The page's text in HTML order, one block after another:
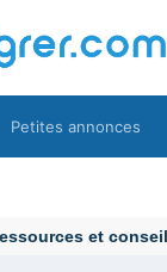
Petites annonces